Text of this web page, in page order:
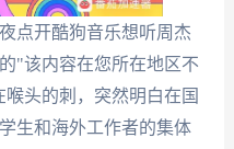
点开酷狗音乐想听周杰
"该内容在您所在地区不
头的刺，突然明白在国
生和海外工作者的集体